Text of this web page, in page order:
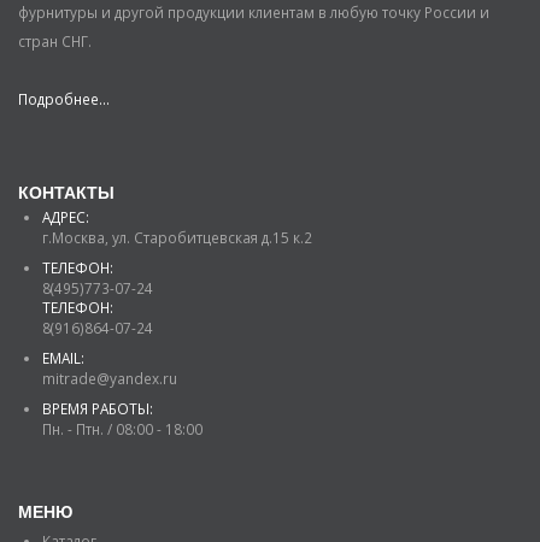
фурнитуры и другой продукции клиентам в любую точку России и
стран СНГ.
Подробнее...
КОНТАКТЫ
АДРЕС:
г.Москва, ул. Старобитцевская д.15 к.2
ТЕЛЕФОН:
8(495)773-07-24
ТЕЛЕФОН:
8(916)864-07-24
EMAIL:
mitrade@yandex.ru
ВРЕМЯ РАБОТЫ:
Пн. - Птн. / 08:00 - 18:00
МЕНЮ